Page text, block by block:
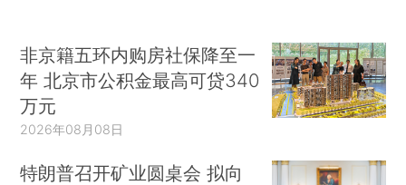
非京籍五环内购房社保降至一
年 北京市公积金最高可贷340
万元
2026年08月08日
特朗普召开矿业圆桌会 拟向